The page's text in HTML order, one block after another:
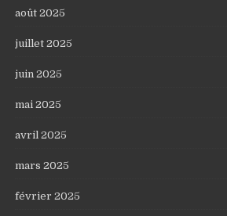
août 2025
juillet 2025
juin 2025
mai 2025
avril 2025
mars 2025
février 2025